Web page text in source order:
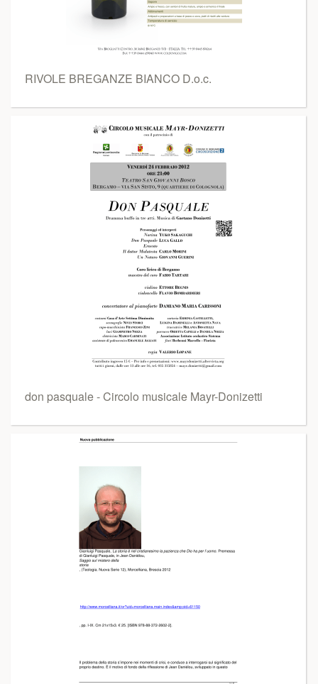
RIVOLE BREGANZE BIANCO D.o.c.
don pasquale - Circolo musicale Mayr-Donizetti